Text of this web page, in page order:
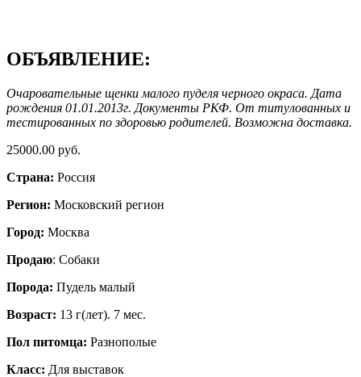
ОБЪЯВЛЕНИЕ:
Очаровательные щенки малого пуделя черного окраса. Дата
рождения 01.01.2013г. Документы РКФ. От титулованных и
тестированных по здоровью родителей. Возможна доставка.
25000.00 руб.
Страна: Россия
Регион: Московский регион
Город: Москва
Продаю: Собаки
Порода: Пудель малый
Возраст: 13 г(лет). 7 мес.
Пол питомца: Разнополые
Класс: Для выставок